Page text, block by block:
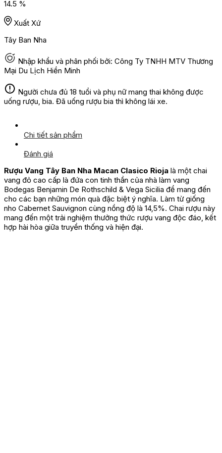
14.5 %
Xuất Xứ
Tây Ban Nha
Nhập khẩu và phân phối bởi: Công Ty TNHH MTV Thương
Mại Du Lịch Hiền Minh
Người chưa đủ 18 tuổi và phụ nữ mang thai không được
uống rượu, bia. Đã uống rượu bia thì không lái xe.
Chi tiết sản phẩm
Đánh giá
Rượu Vang Tây Ban Nha Macan Clasico Rioja là một chai
vang đỏ cao cấp là đứa con tinh thần của nhà làm vang
Bodegas Benjamin De Rothschild & Vega Sicilia để mang đến
cho các bạn những món quà đặc biệt ý nghĩa. Làm từ giống
nho Cabernet Sauvignon cùng nồng độ là 14,5%. Chai rượu này
mang đến một trải nghiệm thưởng thức rượu vang độc đáo, kết
hợp hài hòa giữa truyền thống và hiện đại.